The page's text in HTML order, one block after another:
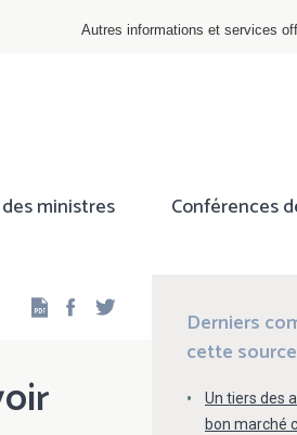
Autres informations et services
ministres Conférences
Facebook
Derniers
cette source
Un tiers des
bon marché